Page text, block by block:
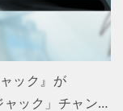
ック』が
ャック」チャン…